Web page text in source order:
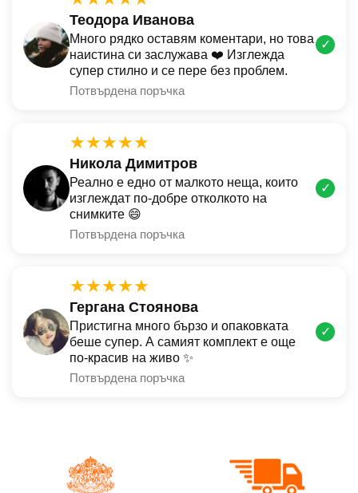
Теодора Иванова
Много рядко оставям коментари, но това
наистина си заслужава ❤️ Изглежда
супер стилно и се пере без проблем.
Потвърдена поръчка
✓
★★★★★
Никола Димитров
Реално е едно от малкото неща, които
изглеждат по-добре отколкото на
снимките 😄
Потвърдена поръчка
✓
★★★★★
Гергана Стоянова
Пристигна много бързо и опаковката
беше супер. А самият комплект е още
по-красив на живо ✨
Потвърдена поръчка
✓